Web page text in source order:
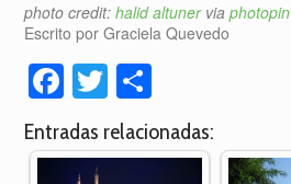
photo credit:halid altunerviaphotopin
Escrito por Graciela Quevedo
Facebook
Twitter
Entradas relacionadas: